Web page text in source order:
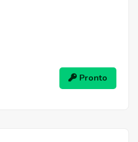
Pronto